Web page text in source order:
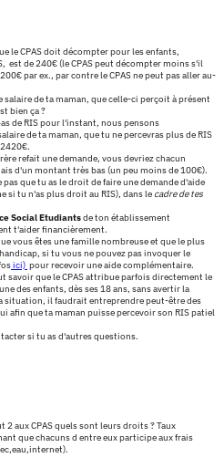
le CPAS doit décompter pour les enfants,
est de 240€ (le CPAS peut décompter moins s'il
par ex., par contre le CPAS ne peut pas aller au-
salaire de ta maman, que celle-ci perçoit à présent
bien ça ?
de RIS pour l'instant, nous pensons
de ta maman, que tu ne percevras plus de RIS
refait une demande, vous devriez chacun
d'un montant très bas (un peu moins de 100€).
que tu as le droit de faire une demande d'aide
si tu n'as plus droit au RIS), dans le cadre de tes
Social Etudiantsde ton établissement
t'aider financièrement.
vous êtes une famille nombreuse et que le plus
si tu vous ne pouvez pas invoquer le
ici) pour recevoir une aide complémentaire.
savoir que le CPAS attribue parfois directement le
des enfants, dès ses 18 ans, sans avertir la
situation, il faudrait entreprendre peut-être des
afin que ta maman puisse percevoir son RIS patiel
si tu as d'autres questions.
aux CPAS quels sont leurs droits ? Taux
que chacuns d entre eux participe aux frais